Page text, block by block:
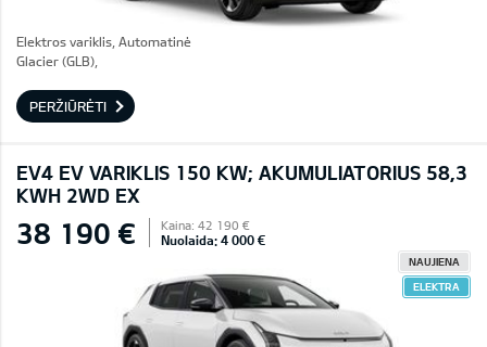
Elektros variklis, Automatinė
Glacier (GLB),
PERŽIŪRĖTI
EV4 EV VARIKLIS 150 KW; AKUMULIATORIUS 58,3
KWH 2WD EX
38 190 € Kaina: 42 190 €
Nuolaida: 4 000 €
NAUJIENA
ELEKTRA